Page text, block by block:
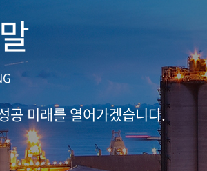
공 미래를 열어가겠습니다.